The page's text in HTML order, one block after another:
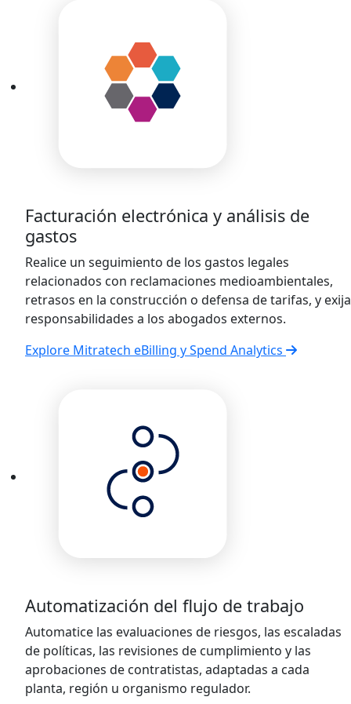
Facturación electrónica y análisis de
gastos
Realice un seguimiento de los gastos legales
relacionados con reclamaciones medioambientales,
retrasos en la construcción o defensa de tarifas, y exija
responsabilidades a los abogados externos.
Explore Mitratech eBilling y Spend Analytics
Automatización del flujo de trabajo
Automatice las evaluaciones de riesgos, las escaladas
de políticas, las revisiones de cumplimiento y las
aprobaciones de contratistas, adaptadas a cada
planta, región u organismo regulador.